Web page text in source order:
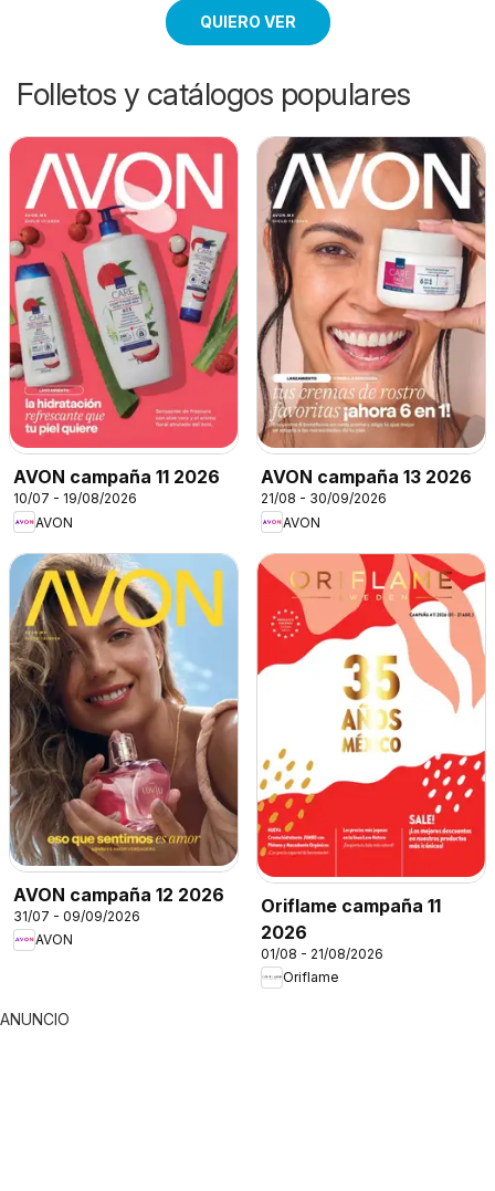
QUIERO VER
Folletos y catálogos populares
AVON campaña 11 2026
10/07 - 19/08/2026
AVON
AVON campaña 13 2026
21/08 - 30/09/2026
AVON
AVON campaña 12 2026
31/07 - 09/09/2026
AVON
Oriflame campaña 11
2026
01/08 - 21/08/2026
Oriflame
ANUNCIO